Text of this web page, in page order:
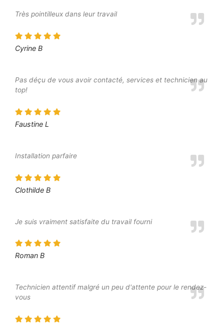
Très pointilleux dans leur travail
Cyrine B
Pas déçu de vous avoir contacté, services et technicien au
top!
Faustine L
Installation parfaire
Clothilde B
Je suis vraiment satisfaite du travail fourni
Roman B
Technicien attentif malgré un peu d'attente pour le rendez-
vous